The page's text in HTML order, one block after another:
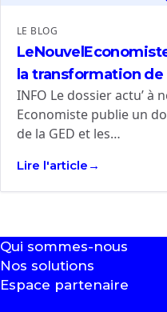
LE BLOG
la transformation de
INFO Le dossier actu’ à
Economiste publie un
de la GED et les…
Lire l'article
Qui sommes-nous
Nos solutions
Espace partenaire